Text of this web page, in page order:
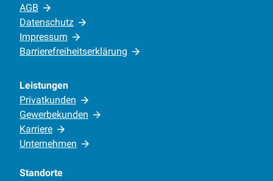
AGB
Datenschutz
Impressum
Barrierefreiheitserklärung
Leistungen
Privatkunden
Gewerbekunden
Karriere
Unternehmen
Standorte